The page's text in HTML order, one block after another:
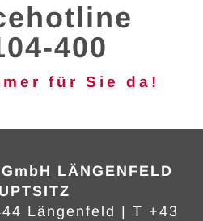
400
für Sie da!
LÄNGENFELD
Längenfeld | T +43